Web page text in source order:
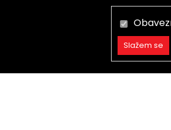
Slažem se
Obavezni